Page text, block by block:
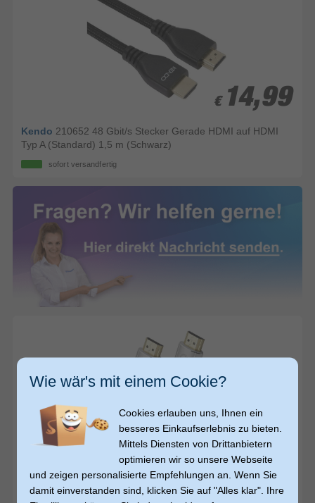
€ 14,99
€ 14,99
Kendo 210652 48 Gbit/s Stecker Gerade HDMI auf HDMI
Typ A (Standard) 1,5 m (Schwarz)
sofort versandfertig
€ 34,99
€ 34,99
OEHLBACH
Black Magic MKII 48 Gbit/s Stecker Gerade
HDMI auf HDMI Typ A (Standard) 2 m (Weiß)
Wie wär's mit einem Cookie?
Cookies erlauben uns, Ihnen ein
besseres Einkaufserlebnis zu bieten.
Mittels Diensten von Drittanbietern
optimieren wir so unsere Webseite
und zeigen personalisierte Empfehlungen an. Wenn Sie
damit einverstanden sind, klicken Sie auf "Alles klar". Ihre